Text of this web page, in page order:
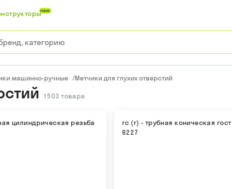
new
машинно-ручные /Метчики для глухих отверстий
1503 товара
цилиндрическая резьба
rc (r) - трубная коническая гост
6227